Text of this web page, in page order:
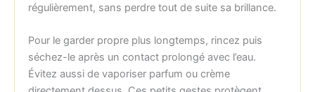
régulièrement, sans perdre tout de suite sa brillance.
Pour le garder propre plus longtemps, rincez puis
séchez-le après un contact prolongé avec l’eau.
Évitez aussi de vaporiser parfum ou crème